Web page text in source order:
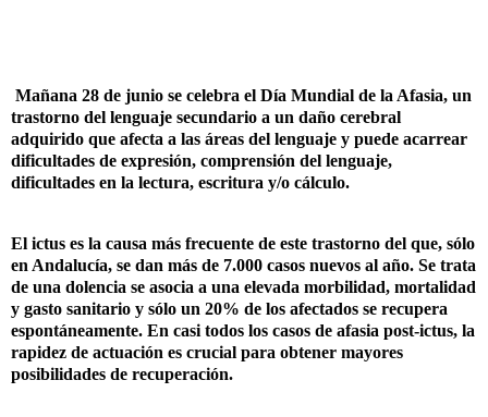
Mañana 28 de junio se celebra el Día Mundial de la Afasia, un
trastorno del lenguaje secundario a un daño cerebral
adquirido que afecta a las áreas del lenguaje y puede acarrear
dificultades de expresión, comprensión del lenguaje,
dificultades en la lectura, escritura y/o cálculo.
El ictus es la causa más frecuente de este trastorno del que, sólo
en Andalucía, se dan más de 7.000 casos nuevos al año. Se trata
de una dolencia se asocia a una elevada morbilidad, mortalidad
y gasto sanitario y sólo un 20% de los afectados se recupera
espontáneamente. En casi todos los casos de afasia post-ictus, la
rapidez de actuación es crucial para obtener mayores
posibilidades de recuperación.